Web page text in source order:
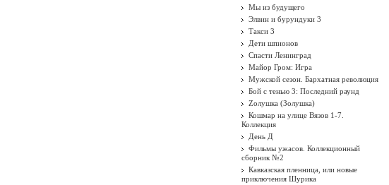
Мы из будущего
Элвин и бурундуки 3
Такси 3
Дети шпионов
Спасти Ленинград
Майор Гром: Игра
Мужской сезон. Бархатная революция
Бой с тенью 3: Последний раунд
Zолушка (Золушка)
Кошмар на улице Вязов 1-7.
Коллекция
День Д
Фильмы ужасов. Коллекционный
сборник №2
Кавказская пленница, или новые
приключения Шурика